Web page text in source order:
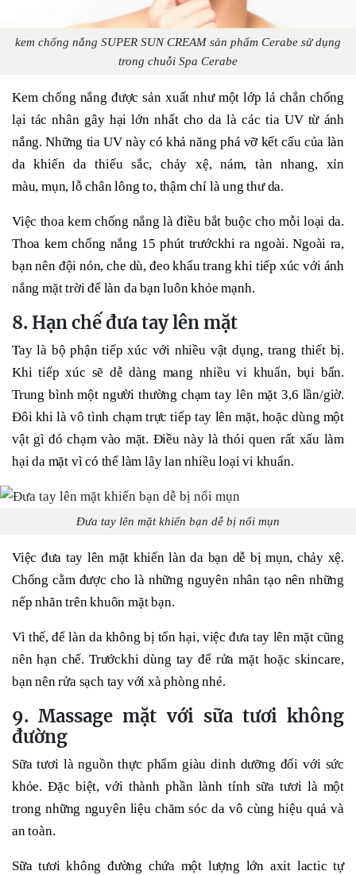
kem chống nắng SUPER SUN CREAM sản phẩm Cerabe sử dụng
trong chuỗi Spa Cerabe
Kem chống nắng được sản xuất như một lớp lá chắn chống
lại tác nhân gây hại lớn nhất cho da là các tia UV từ ánh
nắng. Những tia UV này có khả năng phá vỡ kết cấu của làn
da khiến da thiếu sắc, chảy xệ, nám, tàn nhang, xỉn
màu, mụn, lỗ chân lông to, thậm chí là ung thư da.
Việc thoa kem chống nắng là điều bắt buộc cho mỗi loại da.
Thoa kem chống nắng 15 phút trướckhi ra ngoài. Ngoài ra,
bạn nên đội nón, che dù, đeo khẩu trang khi tiếp xúc với ánh
nắng mặt trời để làn da bạn luôn khỏe mạnh.
8. Hạn chế đưa tay lên mặt
Tay là bộ phận tiếp xúc với nhiều vật dụng, trang thiết bị.
Khi tiếp xúc sẽ dễ dàng mang nhiều vi khuẩn, bụi bẩn.
Trung bình một người thường chạm tay lên mặt 3,6 lần/giờ.
Đôi khi là vô tình chạm trực tiếp tay lên mặt, hoặc dùng một
vật gì đó chạm vào mặt. Điều này là thói quen rất xấu làm
hại da mặt vì có thể làm lây lan nhiều loại vi khuẩn.
Đưa tay lên mặt khiến bạn dễ bị nổi mụn
Việc đưa tay lên mặt khiến làn da bạn dễ bị mụn, chảy xệ.
Chống cằm được cho là những nguyên nhân tạo nên những
nếp nhăn trên khuôn mặt bạn.
Vì thế, để làn da không bị tổn hại, việc đưa tay lên mặt cũng
nên hạn chế. Trướckhi dùng tay để rửa mặt hoặc skincare,
bạn nên rửa sạch tay với xà phòng nhé.
9. Massage mặt với sữa tươi không
đường
Sữa tươi là nguồn thực phẩm giàu dinh dưỡng đối với sức
khỏe. Đặc biệt, với thành phần lành tính sữa tươi là một
trong những nguyên liệu chăm sóc da vô cùng hiệu quả và
an toàn.
Sữa tươi không đường chứa một lượng lớn axit lactic tự